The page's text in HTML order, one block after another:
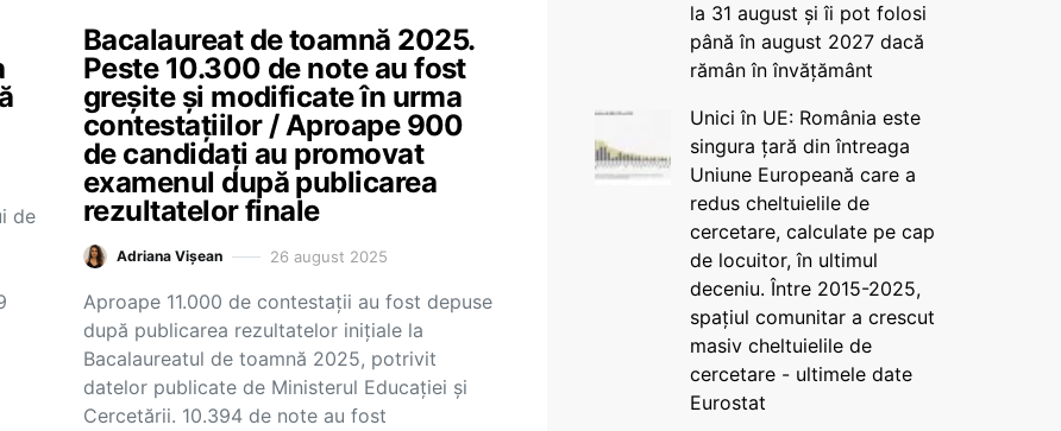
de
Bacalaureat de toamnă 2025.
Peste 10.300 de note au fost
greșite și modificate în urma
contestațiilor / Aproape 900
de candidați au promovat
examenul după publicarea
rezultatelor finale
Adriana Vișean 26 august 2025
Aproape 11.000 de contestații au fost depuse
după publicarea rezultatelor inițiale la
Bacalaureatul de toamnă 2025, potrivit
datelor publicate de Ministerul Educației și
Cercetării. 10.394 de note au fost
la 31 august și îi pot folosi
până în august 2027 dacă
rămân în învățământ
Unici în UE: România este
singura țară din întreaga
Uniune Europeană care a
redus cheltuielile de
cercetare, calculate pe cap
de locuitor, în ultimul
deceniu. Între 2015-2025,
spațiul comunitar a crescut
masiv cheltuielile de
cercetare - ultimele date
Eurostat